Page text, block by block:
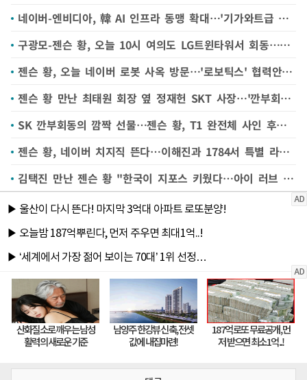
네이버-엔비디아, 韓 AI 인프라 동맹 확대…'기가와트급 AI 팩토리' 추진
구광모-젠슨 황, 오늘 10시 여의도 LG트윈타워서 회동…권봉석·류재철 참석
젠슨 황, 오늘 네이버 로봇 사옥 방문…'로보틱스' 협력안 나올까
젠슨 황 만난 최태원 회장 옆 정재헌 SKT 사장…'깐부회동' 왜 함께했나
SK 깐부회동의 깜짝 선물…젠슨 황, T1 완전체 사인 후드 받고 '함박웃음'
젠슨 황, 네이버 치지직 뜬다…이해진과 1784서 특별 라이브
김택진 만난 젠슨 황 "한국이 지포스 키웠다…아이 러브 한국"